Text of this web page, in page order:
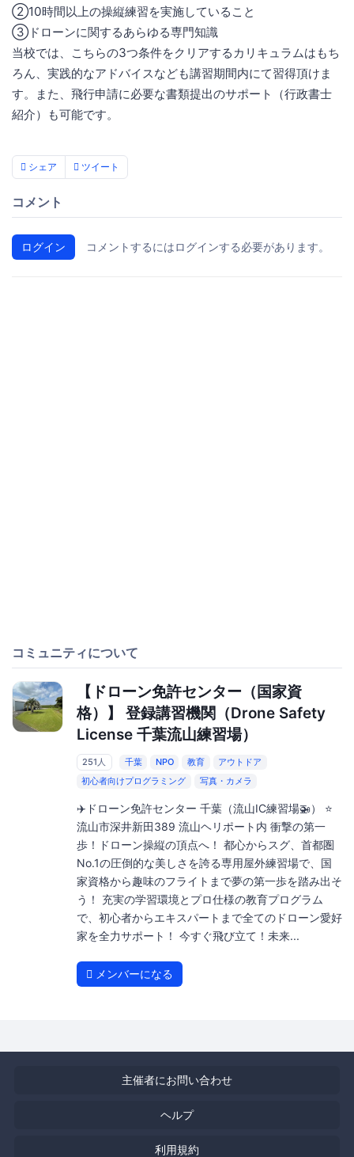
②10時間以上の操縦練習を実施していること
③ドローンに関するあらゆる専門知識
当校では、こちらの3つ条件をクリアするカリキュラムはもち
ろん、実践的なアドバイスなども講習期間内にて習得頂けま
す。また、飛行申請に必要な書類提出のサポート（行政書士
紹介）も可能です。
シェア ツイート
コメント
ログイン コメントするにはログインする必要があります。
コミュニティについて
【ドローン免許センター（国家資
格）】 登録講習機関（Drone Safety
License 千葉流山練習場）
251人 千葉 NPO 教育
アウトドア
初心者向けプログラミング
写真・カメラ
✈️ドローン免許センター 千葉（流山IC練習場🚁） ⭐️
流山市深井新田389 流山ヘリポート内 衝撃の第一
歩！ドローン操縦の頂点へ！ 都心からスグ、首都圏
No.1の圧倒的な美しさを誇る専用屋外練習場で、国
家資格から趣味のフライトまで夢の第一歩を踏み出そ
う！ 充実の学習環境とプロ仕様の教育プログラム
で、初心者からエキスパートまで全てのドローン愛好
家を全力サポート！ 今すぐ飛び立て！未来...
メンバーになる
主催者にお問い合わせ
ヘルプ
利用規約